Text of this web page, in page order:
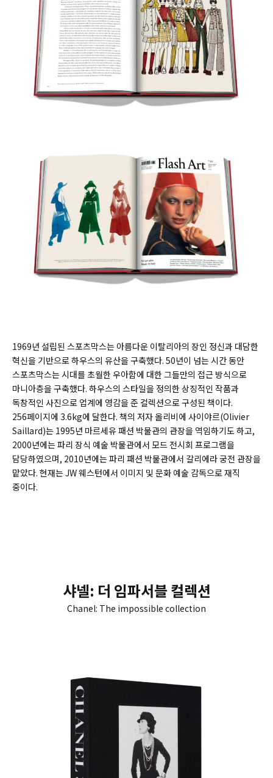
1969년 설립된 스포츠막스는 아름다운 이탈리아의 장인 정신과 대담한
혁신을 기반으로 하우스의 유산을 구축했다. 50년이 넘는 시간 동안
스포츠막스는 시대를 초월한 우아함에 대한 그들만의 접근 방식으로
마니아층을 구축했다. 하우스의 스타일을 정의한 상징적인 작품과
독창적인 사진으로 업계에 영감을 준 컬렉션으로 구성된 책이다.
256페이지에 3.6kg에 달한다. 책의 저자 올리비에 사이야르(Olivier
Saillard)는 1995년 마르세유 패션 박물관의 관장을 역임하기도 하고,
2000년에는 파리 장식 예술 박물관에서 모드 전시회 프로그램을
담당하였으며, 2010년에는 파리 패션 박물관에서 갈리에라 궁전 관장을
맡았다. 현재는 JW 웨스턴에서 이미지 및 문화 예술 감독으로 재직
중이다.
샤넬: 더 임파서블 컬렉션
Chanel: The impossible collection